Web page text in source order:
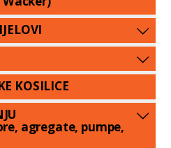
KOSILICE
agregate, pumpe,